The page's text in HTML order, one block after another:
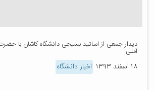
دیدار جمعی از اساتید بسیجی دانشگاه کاشان با
آملی
۱۸ اسفند ۱۳۹۳ اخبار دانشگاه